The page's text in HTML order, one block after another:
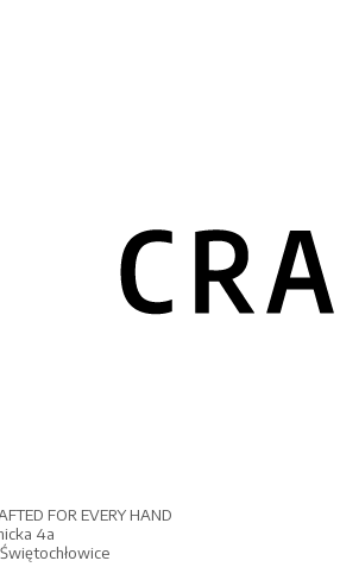
FOR EVERY HAND
4a